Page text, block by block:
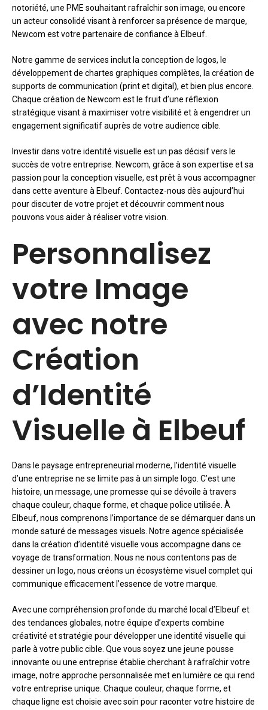
notoriété, une PME souhaitant rafraîchir son image, ou encore
un acteur consolidé visant à renforcer sa présence de marque,
Newcom est votre partenaire de confiance à Elbeuf.
Notre gamme de services inclut la conception de logos, le
développement de chartes graphiques complètes, la création de
supports de communication (print et digital), et bien plus encore.
Chaque création de Newcom est le fruit d’une réflexion
stratégique visant à maximiser votre visibilité et à engendrer un
engagement significatif auprès de votre audience cible.
Investir dans votre identité visuelle est un pas décisif vers le
succès de votre entreprise. Newcom, grâce à son expertise et sa
passion pour la conception visuelle, est prêt à vous accompagner
dans cette aventure à Elbeuf. Contactez-nous dès aujourd’hui
pour discuter de votre projet et découvrir comment nous
pouvons vous aider à réaliser votre vision.
Personnalisez
votre Image
avec notre
Création
d’Identité
Visuelle à Elbeuf
Dans le paysage entrepreneurial moderne, l’identité visuelle
d’une entreprise ne se limite pas à un simple logo. C’est une
histoire, un message, une promesse qui se dévoile à travers
chaque couleur, chaque forme, et chaque police utilisée. À
Elbeuf, nous comprenons l’importance de se démarquer dans un
monde saturé de messages visuels. Notre agence spécialisée
dans la création d’identité visuelle vous accompagne dans ce
voyage de transformation. Nous ne nous contentons pas de
dessiner un logo, nous créons un écosystème visuel complet qui
communique efficacement l’essence de votre marque.
Avec une compréhension profonde du marché local d’Elbeuf et
des tendances globales, notre équipe d’experts combine
créativité et stratégie pour développer une identité visuelle qui
parle à votre public cible. Que vous soyez une jeune pousse
innovante ou une entreprise établie cherchant à rafraîchir votre
image, notre approche personnalisée met en lumière ce qui rend
votre entreprise unique. Chaque couleur, chaque forme, et
chaque ligne est choisie avec soin pour raconter votre histoire de